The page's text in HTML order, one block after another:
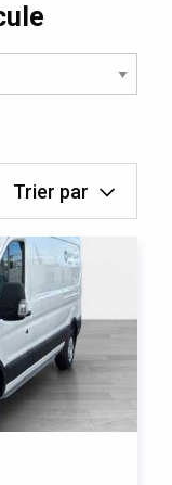
Trier par